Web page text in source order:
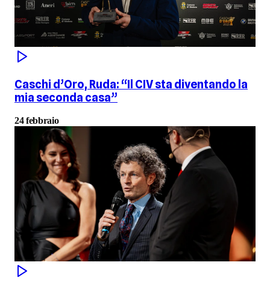
Caschi d’Oro, Ruda: “Il CIV sta diventando la
mia seconda casa”
24 febbraio